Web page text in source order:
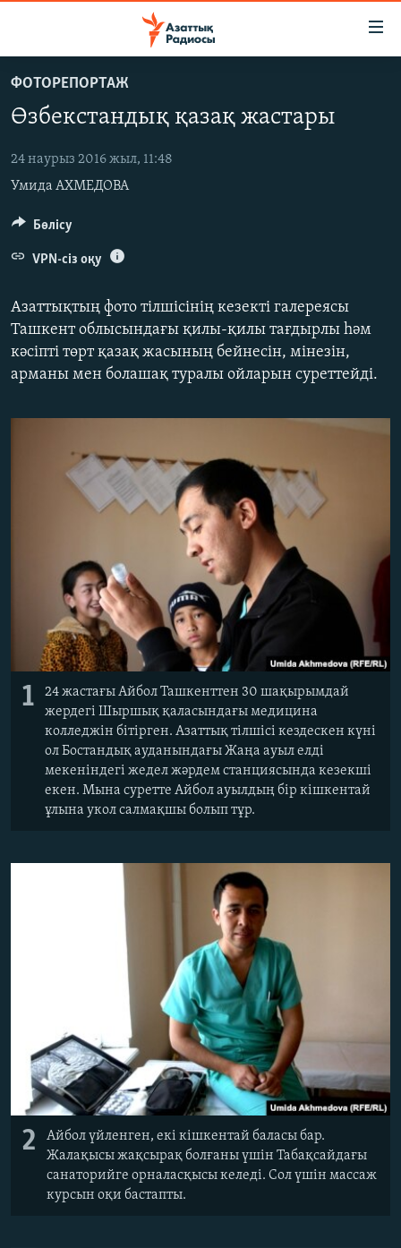
main
Skip
to
Navigation
Skip
САЯСАТ
AZATTYQTV
ҚАҢТАР ОҚИҒАСЫ
АДАМ ҚҰҚЫҚТАРЫ
ӘЛЕУМЕТ
АРНАЙЫ ЖОБАЛАР
Русский
ЖАЗЫЛЫҢЫЗ
Басқа тілдерде
ФОТОРЕПОРТАЖ
Өзбекстандық қазақ жастары
24 наурыз 2016 жыл, 11:48
Умида АХМЕДОВА
Азаттықтың фото тілшісінің кезекті галереясы
Ташкент облысындағы қилы-қилы тағдырлы һәм
кәсіпті төрт қазақ жасының бейнесін, мінезін,
арманы мен болашақ туралы ойларын суреттейді.
1
24 жастағы Айбол Ташкенттен 30 шақырымдай
жердегі Шыршық қаласындағы медицина
колледжін бітірген. Азаттық тілшісі кездескен күні
ол Бостандық ауданындағы Жаңа ауыл елді
мекеніндегі жедел жәрдем станциясында кезекші
екен. Мына суретте Айбол ауылдың бір кішкентай
ұлына укол салмақшы болып тұр.
2
Айбол үйленген, екі кішкентай баласы бар.
Жалақысы жақсырақ болғаны үшін Табақсайдағы
санаторийге орналасқысы келеді. Сол үшін массаж
курсын оқи бастапты.
Бөлісу
VPN-сіз оқу